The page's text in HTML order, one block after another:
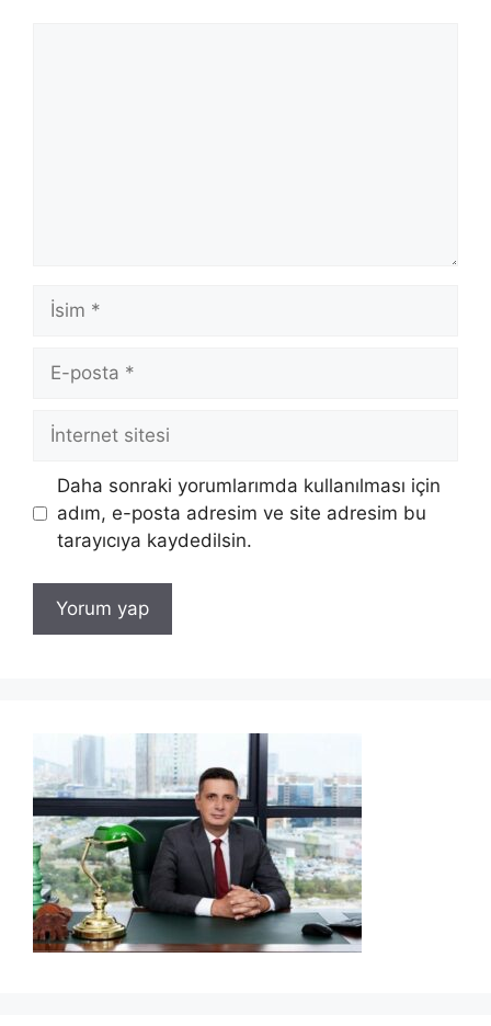
İsim
posta
İnternet
Daha sonraki yorumlarımda kullanılması için
adım, e-posta adresim ve site adresim bu
tarayıcıya kaydedilsin.